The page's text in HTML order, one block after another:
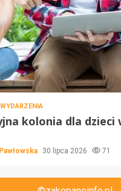
WYDARZENIA
kolonia dla dzieci
30 lipca 2026 71